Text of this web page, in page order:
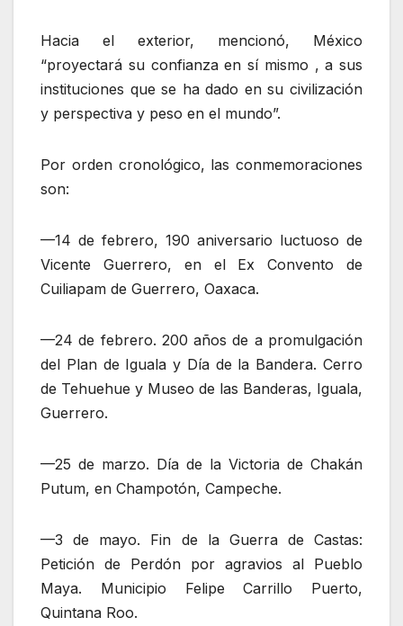
Hacia el exterior, mencionó, México
“proyectará su confianza en sí mismo , a sus
instituciones que se ha dado en su civilización
y perspectiva y peso en el mundo”.
Por orden cronológico, las conmemoraciones
son:
—14 de febrero, 190 aniversario luctuoso de
Vicente Guerrero, en el Ex Convento de
Cuiliapam de Guerrero, Oaxaca.
—24 de febrero. 200 años de a promulgación
del Plan de Iguala y Día de la Bandera. Cerro
de Tehuehue y Museo de las Banderas, Iguala,
Guerrero.
—25 de marzo. Día de la Victoria de Chakán
Putum, en Champotón, Campeche.
—3 de mayo. Fin de la Guerra de Castas:
Petición de Perdón por agravios al Pueblo
Maya. Municipio Felipe Carrillo Puerto,
Quintana Roo.